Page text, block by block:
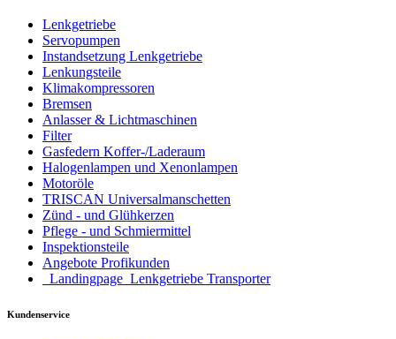
Lenkgetriebe
Servopumpen
Instandsetzung Lenkgetriebe
Lenkungsteile
Klimakompressoren
Bremsen
Anlasser & Lichtmaschinen
Filter
Gasfedern Koffer-/Laderaum
Halogenlampen und Xenonlampen
Motoröle
TRISCAN Universalmanschetten
Zünd - und Glühkerzen
Pflege - und Schmiermittel
Inspektionsteile
Angebote Profikunden
_Landingpage_Lenkgetriebe Transporter
Kundenservice